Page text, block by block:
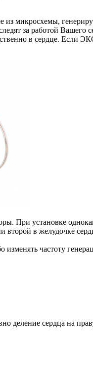
из микросхемы,
за работой Вашего
в сердце. Если
При установке
второй в желудочке
частоту
деление сердца на